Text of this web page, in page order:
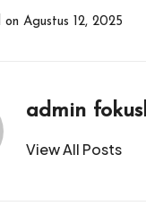
Agustus 12, 2025
admin
View All Posts